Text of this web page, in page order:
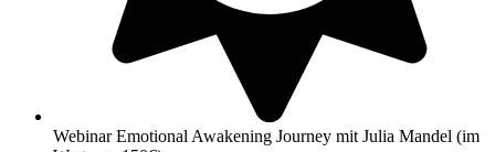
Webinar Emotional Awakening Journey mit Julia Mandel (im